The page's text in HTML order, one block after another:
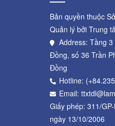
Bản quyền thuộc
Quản lý bởi Trung
Address: Tầng
Đồng, số 36 Trần
Đồng
Hotline:
Email:
Giấy phép: 311/
ngày 13/10/2006